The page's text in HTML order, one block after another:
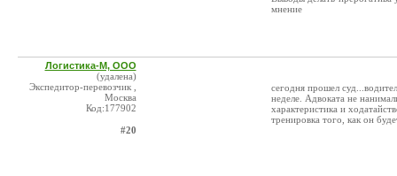
мнение
Логистика-М, ООО
(удалена)
Экспедитор-перевозчик ,
Москва
Код:177902
#20
сегодня прошел
неделе. Адвоката не
характеристика и
тренировка того, как он